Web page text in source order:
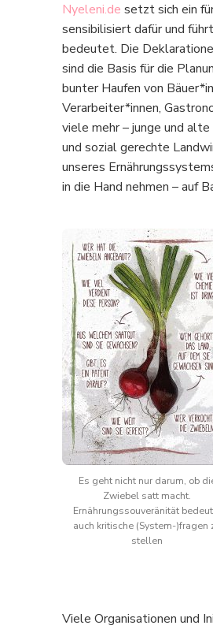
Nyeleni.de setzt sich ein
sensibilisiert dafür und
bedeutet. Die
sind die Basis für die
bunter Haufen von
Verarbeiter*innen,
viele mehr – junge und
und sozial gerechte
unseres
in die Hand nehmen – auf
Es geht nicht nur darum, ob
Zwiebel satt macht.
Ernährungssouveränität
auch kritische (System-)fragen
stellen
Viele Organisationen und